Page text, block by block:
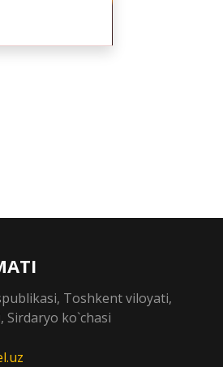
Toshkent viloyati,
Sirdaryo ko`chasi